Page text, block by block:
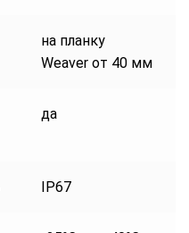
на планку
Weaver от 40 мм
да
IP67